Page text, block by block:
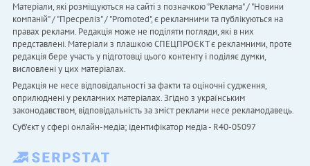
Матеріали, які розміщуються на сайті з позначкою "Реклама" / "Новини
компаній" / "Пресреліз" / "Promoted", є рекламними та публікуються на
правах реклами. Редакція може не поділяти погляди, які в них
представлені. Матеріали з плашкою СПЕЦПРОЄКТ є рекламними, проте
редакція бере участь у підготовці цього контенту і поділяє думки,
висловлені у цих матеріалах.
Редакція не несе відповідальності за факти та оціночні судження,
оприлюднені у рекламних матеріалах. Згідно з українським
законодавством, відповідальність за зміст реклами несе рекламодавець.
Cуб'єкт у сфері онлайн-медіа; ідентифікатор медіа - R40-05097